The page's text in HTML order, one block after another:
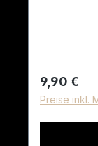
Regulärer
9,90 €
Preise inkl.